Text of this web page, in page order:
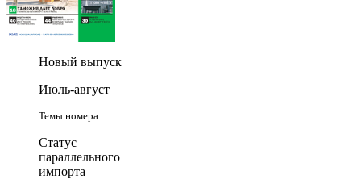
Новый выпуск
Июль-август
Темы номера:
Статус
параллельного
импорта